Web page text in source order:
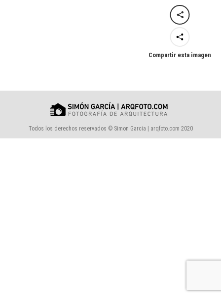
Compartir esta imagen
Todos los derechos reservados © Simon Garcia | arqfoto.com 2020